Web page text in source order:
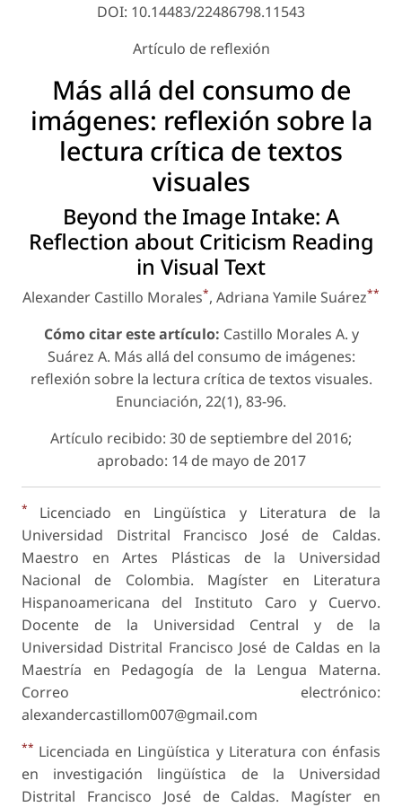
DOI: 10.14483/22486798.11543
Artículo de reflexión
Más allá del consumo de
imágenes: reflexión sobre la
lectura crítica de textos
visuales
Beyond the Image Intake: A
Reflection about Criticism Reading
in Visual Text
Alexander Castillo Morales*, Adriana Yamile Suárez**
Cómo citar este artículo: Castillo Morales A. y
Suárez A. Más allá del consumo de imágenes:
reflexión sobre la lectura crítica de textos visuales.
Enunciación, 22(1), 83-96.
Artículo recibido: 30 de septiembre del 2016;
aprobado: 14 de mayo de 2017
*
Licenciado en Lingüística y Literatura de la
Universidad Distrital Francisco José de Caldas.
Maestro en Artes Plásticas de la Universidad
Nacional de Colombia. Magíster en Literatura
Hispanoamericana del Instituto Caro y Cuervo.
Docente de la Universidad Central y de la
Universidad Distrital Francisco José de Caldas en la
Maestría en Pedagogía de la Lengua Materna.
Correo electrónico:
alexandercastillom007@gmail.com
** Licenciada en Lingüística y Literatura con énfasis
en investigación lingüística de la Universidad
Distrital Francisco José de Caldas. Magíster en